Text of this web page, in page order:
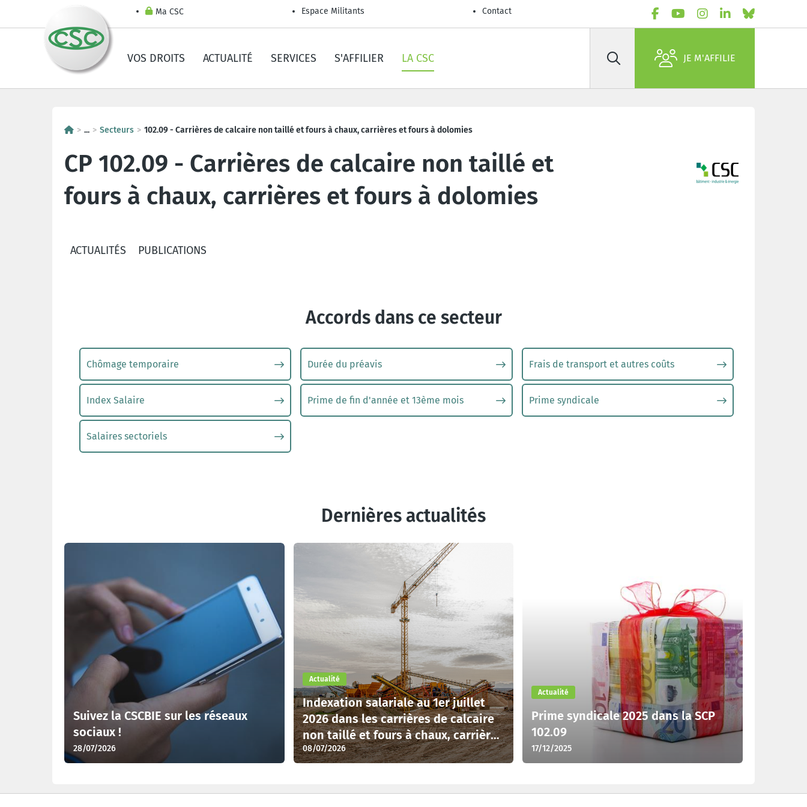
Ma CSC Espace Militants Contact
VOS DROITS ACTUALITÉ SERVICES S'AFFILIER LA CSC Rechercher JE M'AFFILIE
... Secteurs 102.09 - Carrières de calcaire non taillé et fours à chaux, carrières et fours à dolomies
CP 102.09 - Carrières de calcaire non taillé et
fours à chaux, carrières et fours à dolomies
ACTUALITÉS PUBLICATIONS
Accords dans ce secteur
Chômage temporaire Durée du préavis Frais de transport et autres coûts
Index Salaire Prime de fin d'année et 13ème mois Prime syndicale
Salaires sectoriels
Dernières actualités
Suivez la CSCBIE sur les réseaux
sociaux !
28/07/2026
Actualité
Indexation salariale au 1er juillet
2026 dans les carrières de calcaire
non taillé et fours à chaux, carrières
et fours à dolomies (SCP102.09)
08/07/2026
Actualité
Prime syndicale 2025 dans la SCP
102.09
17/12/2025